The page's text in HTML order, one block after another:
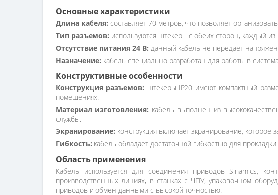
Основные характеристики
Длина кабеля: составляет 70 метров, что позволяет
Тип разъемов: используются штекеры с обеих сторон, каждый
Отсутствие питания 24 В: данный кабель не передает
Назначение: кабель специально разработан для работы в
Конструктивные особенности
Конструкция разъемов: штекеры IP20 имеют компактный
помещениях.
Материал изготовления: кабель выполнен из
службы.
Экранирование: конструкция включает экранирование,
Гибкость: кабель обладает достаточной гибкостью для
Область применения
Кабель используется для соединения приводов Sinamics,
производственных линиях, в станках с ЧПУ, упаковочном
приводов и обмен данными с высокой точностью.